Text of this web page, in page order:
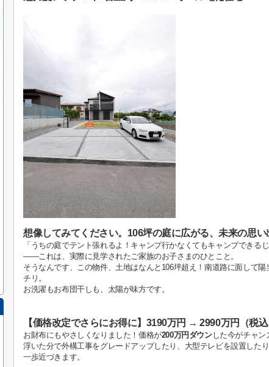
想像してみてください。106坪の庭に広がる、未来の思い
「うちの庭でテント張れるよ！キャンプ行かなくてもキャンプできるじ
——これは、実際に見学されたご家族のお子さまのひとこと。
そうなんです、この物件、土地はなんと106坪超え！南道路に面して陽
チリ。
お洗濯もお布団干しも、太陽が味方です。
【価格改定でさらにお得に】3190万円 → 2990万円（税込
お財布にもやさしくなりました！価格が200万円ダウンした今がチャン
浮いた分で外構工事をグレードアップしたり、大型テレビを設置した
一歩近づきます。